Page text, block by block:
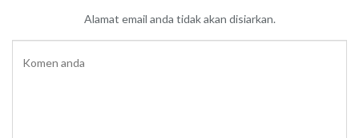
Alamat email anda tidak akan disiarkan.